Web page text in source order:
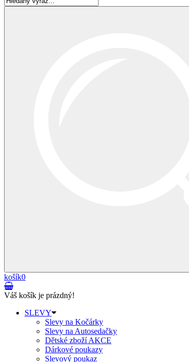
košík0
Váš košík je prázdný!
SLEVY
Slevy na Kočárky
Slevy na Autosedačky
Dětské zboží AKCE
Dárkové poukazy
Slevový poukaz